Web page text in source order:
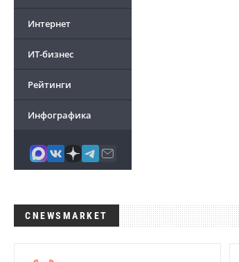
Интернет
ИТ-бизнес
Рейтинги
Инфографика
CNEWSMARKET